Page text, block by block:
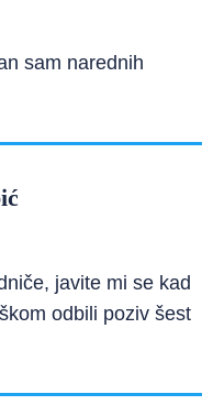
sam narednih
javite mi se kad
odbili poziv šest